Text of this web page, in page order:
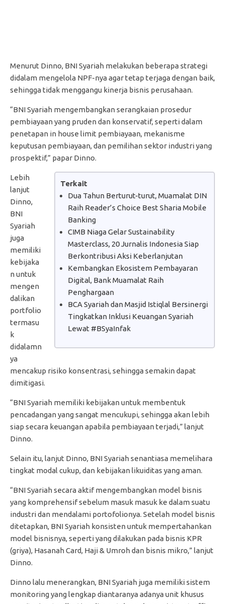
Menurut Dinno, BNI Syariah melakukan beberapa strategi
didalam mengelola NPF-nya agar tetap terjaga dengan baik,
sehingga tidak menggangu kinerja bisnis perusahaan.
“BNI Syariah mengembangkan serangkaian prosedur
pembiayaan yang pruden dan konservatif, seperti dalam
penetapan in house limit pembiayaan, mekanisme
keputusan pembiayaan, dan pemilihan sektor industri yang
prospektif,” papar Dinno.
Terkait
Dua Tahun Berturut-turut, Muamalat DIN
Raih Reader’s Choice Best Sharia Mobile
Banking
CIMB Niaga Gelar Sustainability
Masterclass, 20 Jurnalis Indonesia Siap
Berkontribusi Aksi Keberlanjutan
Kembangkan Ekosistem Pembayaran
Digital, Bank Muamalat Raih
Penghargaan
BCA Syariah dan Masjid Istiqlal Bersinergi
Tingkatkan Inklusi Keuangan Syariah
Lewat #BSyaInfak
Lebih
lanjut
Dinno,
BNI
Syariah
juga
memiliki
kebijaka
n untuk
mengen
dalikan
portfolio
termasu
k
didalamn
ya
mencakup risiko konsentrasi, sehingga semakin dapat
dimitigasi.
“BNI Syariah memiliki kebijakan untuk membentuk
pencadangan yang sangat mencukupi, sehingga akan lebih
siap secara keuangan apabila pembiayaan terjadi,” lanjut
Dinno.
Selain itu, lanjut Dinno, BNI Syariah senantiasa memelihara
tingkat modal cukup, dan kebijakan likuiditas yang aman.
“BNI Syariah secara aktif mengembangkan model bisnis
yang komprehensif sebelum masuk masuk ke dalam suatu
industri dan mendalami portofolionya. Setelah model bisnis
ditetapkan, BNI Syariah konsisten untuk mempertahankan
model bisnisnya, seperti yang dilakukan pada bisnis KPR
(griya), Hasanah Card, Haji & Umroh dan bisnis mikro,” lanjut
Dinno.
Dinno lalu menerangkan, BNI Syariah juga memiliki sistem
monitoring yang lengkap diantaranya adanya unit khusus